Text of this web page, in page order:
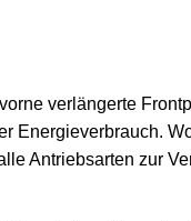
verlängerte
Antriebsarten zur